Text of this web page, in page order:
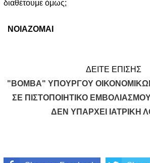
διαθέτουμε όμως;
ΝΟΙΑΖΟΜΑΙ
ΔΕΙΤΕ ΕΠΙΣΗΣ
"ΒΟΜΒΑ" ΥΠΟΥΡΓΟΥ
ΣΕ ΠΙΣΤΟΠΟΙΗΤΙΚΟ
ΔΕΝ ΥΠΑΡΧΕΙ ΙΑΤΡΙΚΗ